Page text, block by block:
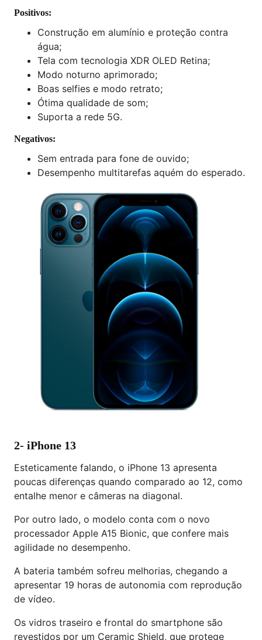
Positivos:
Construção em alumínio e proteção contra
água;
Tela com tecnologia XDR OLED Retina;
Modo noturno aprimorado;
Boas selfies e modo retrato;
Ótima qualidade de som;
Suporta a rede 5G.
Negativos:
Sem entrada para fone de ouvido;
Desempenho multitarefas aquém do esperado.
2- iPhone 13
Esteticamente falando, o iPhone 13 apresenta
poucas diferenças quando comparado ao 12, como
entalhe menor e câmeras na diagonal.
Por outro lado, o modelo conta com o novo
processador Apple A15 Bionic, que confere mais
agilidade no desempenho.
A bateria também sofreu melhorias, chegando a
apresentar 19 horas de autonomia com reprodução
de vídeo.
Os vidros traseiro e frontal do smartphone são
revestidos por um Ceramic Shield, que protege